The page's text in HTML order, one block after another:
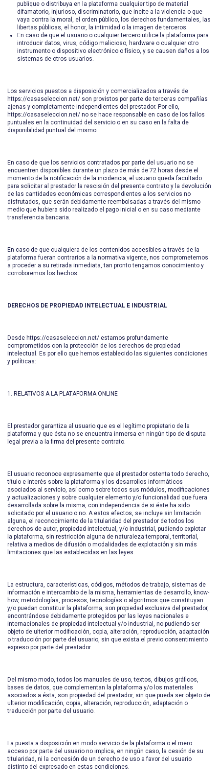
publique o distribuya en la plataforma cualquier tipo de material
difamatorio, injurioso, discriminatorio, que incite a la violencia o que
vaya contra la moral, el orden público, los derechos fundamentales, las
libertas públicas, el honor, la intimidad o la imagen de terceros.
En caso de que el usuario o cualquier tercero utilice la plataforma para
introducir datos, virus, código malicioso, hardware o cualquier otro
instrumento o dispositivo electrónico o físico, y se causen daños a los
sistemas de otros usuarios.
Los servicios puestos a disposición y comercializados a través de
https://casaseleccion.net/ son provistos por parte de terceras compañías
ajenas y completamente independientes del prestador. Por ello,
https://casaseleccion.net/ no se hace responsable en caso de los fallos
puntuales en la continuidad del servicio o en su caso en la falta de
disponibilidad puntual del mismo.
En caso de que los servicios contratados por parte del usuario no se
encuentren disponibles durante un plazo de más de 72 horas desde el
momento de la notificación de la incidencia, el usuario queda facultado
para solicitar al prestador la rescisión del presente contrato y la devolución
de las cantidades económicas correspondientes a los servicios no
disfrutados, que serán debidamente reembolsadas a través del mismo
medio que hubiera sido realizado el pago inicial o en su caso mediante
transferencia bancaria.
En caso de que cualquiera de los contenidos accesibles a través de la
plataforma fueran contrarios a la normativa vigente, nos comprometemos
a proceder a su retirada inmediata, tan pronto tengamos conocimiento y
corroboremos los hechos.
DERECHOS DE PROPIEDAD INTELECTUAL E INDUSTRIAL
Desde https://casaseleccion.net/ estamos profundamente
comprometidos con la protección de los derechos de propiedad
intelectual. Es por ello que hemos establecido las siguientes condiciones
y políticas:
1. RELATIVOS A LA PLATAFORMA ONLINE
El prestador garantiza al usuario que es el legítimo propietario de la
plataforma y que ésta no se encuentra inmersa en ningún tipo de disputa
legal previa a la firma del presente contrato.
El usuario reconoce expresamente que el prestador ostenta todo derecho,
título e interés sobre la plataforma y los desarrollos informáticos
asociados al servicio, así como sobre todos sus módulos, modificaciones
y actualizaciones y sobre cualquier elemento y/o funcionalidad que fuera
desarrollada sobre la misma, con independencia de si éste ha sido
solicitado por el usuario o no. A estos efectos, se incluye sin limitación
alguna, el reconocimiento de la titularidad del prestador de todos los
derechos de autor, propiedad intelectual, y/o industrial, pudiendo explotar
la plataforma, sin restricción alguna de naturaleza temporal, territorial,
relativa a medios de difusión o modalidades de explotación y sin más
limitaciones que las establecidas en las leyes.
La estructura, características, códigos, métodos de trabajo, sistemas de
información e intercambio de la misma, herramientas de desarrollo, know-
how, metodologías, procesos, tecnologías o algoritmos que constituyan
y/o puedan constituir la plataforma, son propiedad exclusiva del prestador,
encontrándose debidamente protegidos por las leyes nacionales e
internacionales de propiedad intelectual y/o industrial, no pudiendo ser
objeto de ulterior modificación, copia, alteración, reproducción, adaptación
o traducción por parte del usuario, sin que exista el previo consentimiento
expreso por parte del prestador.
Del mismo modo, todos los manuales de uso, textos, dibujos gráficos,
bases de datos, que complementan la plataforma y/o los materiales
asociados a ésta, son propiedad del prestador, sin que pueda ser objeto de
ulterior modificación, copia, alteración, reproducción, adaptación o
traducción por parte del usuario.
La puesta a disposición en modo servicio de la plataforma o el mero
acceso por parte del usuario no implica, en ningún caso, la cesión de su
titularidad, ni la concesión de un derecho de uso a favor del usuario
distinto del expresado en estas condiciones.